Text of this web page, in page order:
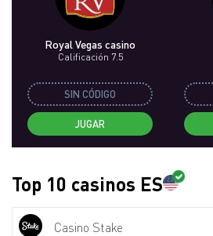
Royal Vegas сasino
Calificación 7.5
SIN CÓDIGO
JUGAR
Top 10 casinos ES
Casino Stake